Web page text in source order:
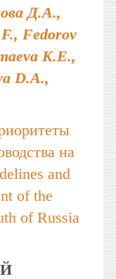
Д.А.,
Fedorov
K.E.,
D.A.,
на
and
of the
of Russia